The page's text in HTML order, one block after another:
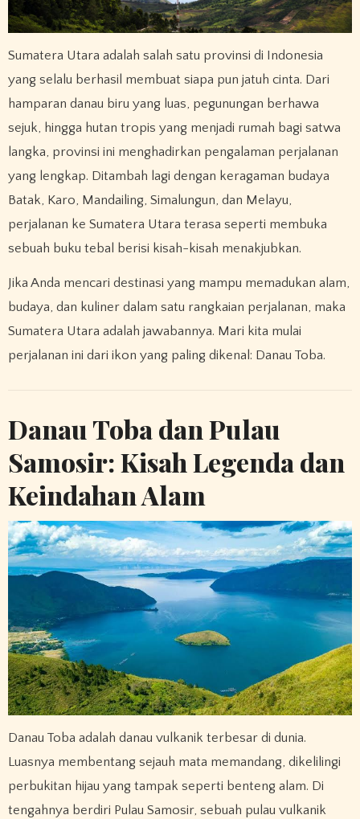
Sumatera Utara adalah salah satu provinsi di Indonesia
yang selalu berhasil membuat siapa pun jatuh cinta. Dari
hamparan danau biru yang luas, pegunungan berhawa
sejuk, hingga hutan tropis yang menjadi rumah bagi satwa
langka, provinsi ini menghadirkan pengalaman perjalanan
yang lengkap. Ditambah lagi dengan keragaman budaya
Batak, Karo, Mandailing, Simalungun, dan Melayu,
perjalanan ke Sumatera Utara terasa seperti membuka
sebuah buku tebal berisi kisah-kisah menakjubkan.
Jika Anda mencari destinasi yang mampu memadukan alam,
budaya, dan kuliner dalam satu rangkaian perjalanan, maka
Sumatera Utara adalah jawabannya. Mari kita mulai
perjalanan ini dari ikon yang paling dikenal: Danau Toba.
Danau Toba dan Pulau
Samosir: Kisah Legenda dan
Keindahan Alam
Danau Toba adalah danau vulkanik terbesar di dunia.
Luasnya membentang sejauh mata memandang, dikelilingi
perbukitan hijau yang tampak seperti benteng alam. Di
tengahnya berdiri Pulau Samosir, sebuah pulau vulkanik